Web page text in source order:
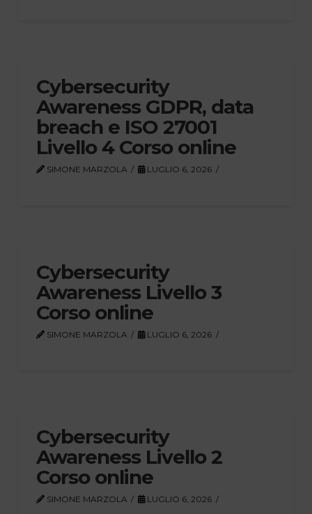
Cybersecurity
Awareness GDPR, data
breach e ISO 27001
Livello 4 Corso online
SIMONE MARZOLA LUGLIO 6, 2026
Cybersecurity
Awareness Livello 3
Corso online
SIMONE MARZOLA LUGLIO 6, 2026
Cybersecurity
Awareness Livello 2
Corso online
SIMONE MARZOLA LUGLIO 6, 2026